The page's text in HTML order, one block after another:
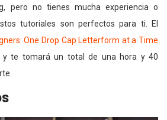
pero no tienes mucha experiencia o
tutoriales son perfectos para ti. El
One Drop Cap Letterform at a Time
y te tomará un total de una hora y 40